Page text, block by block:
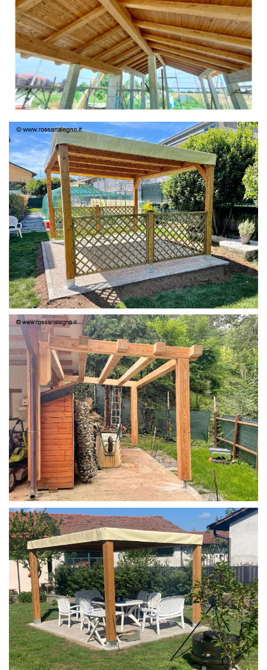
TETTO IN ABETE LAMELLARE PRETAGLIATO
PERGOLA 4X3
STRUTTURA IN LARICE U/F CON INCASTRI
PERGOLA